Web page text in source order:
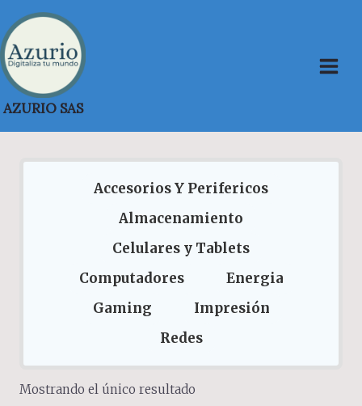
Saltar
al
contenido
AZURIO SAS
Accesorios Y Perifericos
Almacenamiento
Celulares y Tablets
Computadores
Energia
Gaming
Impresión
Redes
Mostrando el único resultado